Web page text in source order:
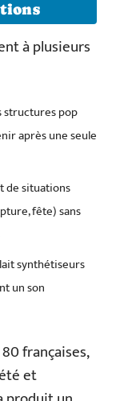
à plusieurs
structures pop
après une seule
de situations
fête) sans
synthétiseurs
un son
françaises,
et